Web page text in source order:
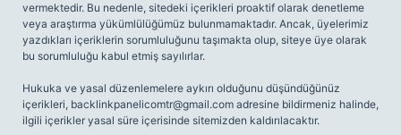
vermektedir. Bu nedenle, sitedeki içerikleri proaktif olarak denetleme
veya araştırma yükümlülüğümüz bulunmamaktadır. Ancak, üyelerimiz
yazdıkları içeriklerin sorumluluğunu taşımakta olup, siteye üye olarak
bu sorumluluğu kabul etmiş sayılırlar.
Hukuka ve yasal düzenlemelere aykırı olduğunu düşündüğünüz
içerikleri, backlinkpanelicomtr@gmail.com adresine bildirmeniz halinde,
ilgili içerikler yasal süre içerisinde sitemizden kaldırılacaktır.